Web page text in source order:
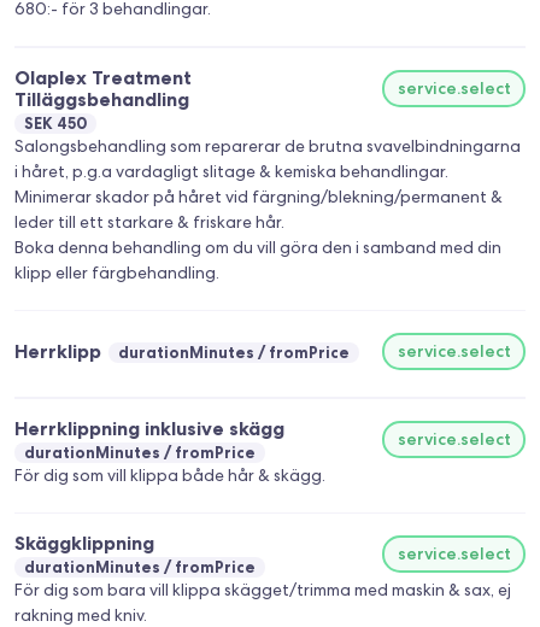
680:- för 3 behandlingar.
Olaplex Treatment
Tilläggsbehandling
SEK 450
service.select
Salongsbehandling som reparerar de brutna svavelbindningarna
i håret, p.g.a vardagligt slitage & kemiska behandlingar.
Minimerar skador på håret vid färgning/blekning/permanent &
leder till ett starkare & friskare hår.
Boka denna behandling om du vill göra den i samband med din
klipp eller färgbehandling.
Herrklipp durationMinutes fromPrice service.select
Herrklippning inklusive skägg
durationMinutes fromPrice
service.select
För dig som vill klippa både hår & skägg.
Skäggklippning
durationMinutes fromPrice
service.select
För dig som bara vill klippa skägget/trimma med maskin & sax, ej
rakning med kniv.